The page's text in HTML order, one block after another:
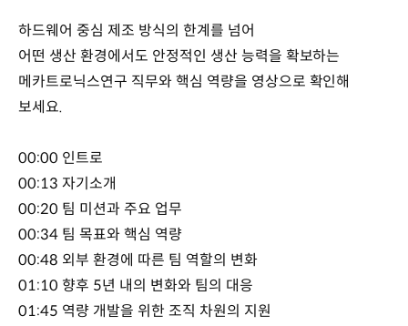
하드웨어 중심 제조 방식의 한계를 넘어
어떤 생산 환경에서도 안정적인 생산 능력을 확보하는
메카트로닉스연구 직무와 핵심 역량을 영상으로 확인해
보세요.
00:00 인트로
00:13 자기소개
00:20 팀 미션과 주요 업무
00:34 팀 목표와 핵심 역량
00:48 외부 환경에 따른 팀 역할의 변화
01:10 향후 5년 내의 변화와 팀의 대응
01:45 역량 개발을 위한 조직 차원의 지원